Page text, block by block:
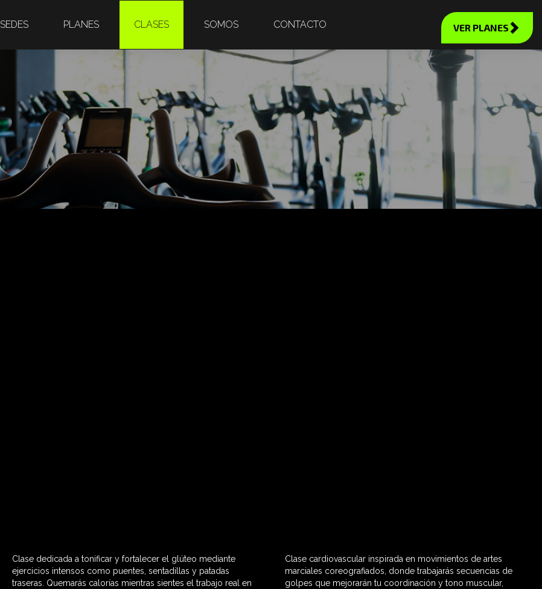
SEDES PLANES CLASES SOMOS CONTACTO VER PLANES
 60 MIN
Clase dedicada a tonificar y fortalecer el glúteo mediante
ejercicios intensos como puentes, sentadillas y patadas
traseras. Quemarás calorías mientras sientes el trabajo real en
 60 MIN
Clase cardiovascular inspirada en movimientos de artes
marciales coreografiados, donde trabajarás secuencias de
golpes que mejorarán tu coordinación y tono muscular,